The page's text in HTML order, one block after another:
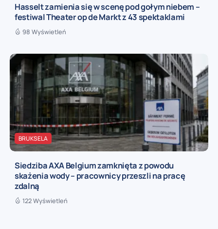
Hasselt zamienia się w scenę pod gołym niebem –
festiwal Theater op de Markt z 43 spektaklami
98 Wyświetleń
BRUKSELA
Siedziba AXA Belgium zamknięta z powodu
skażenia wody – pracownicy przeszli na pracę
zdalną
122 Wyświetleń